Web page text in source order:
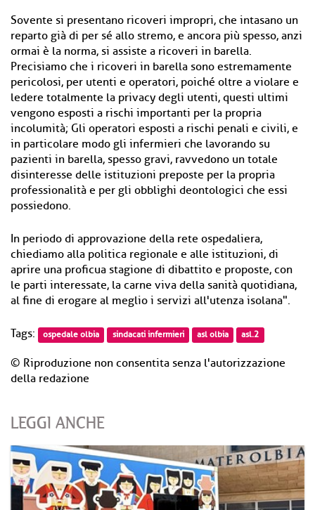
Sovente si presentano ricoveri impropri, che intasano un
reparto già di per sé allo stremo, e ancora più spesso, anzi
ormai è la norma, si assiste a ricoveri in barella.
Precisiamo che i ricoveri in barella sono estremamente
pericolosi, per utenti e operatori, poiché oltre a violare e
ledere totalmente la privacy degli utenti, questi ultimi
vengono esposti a rischi importanti per la propria
incolumità; Gli operatori esposti a rischi penali e civili, e
in particolare modo gli infermieri che lavorando su
pazienti in barella, spesso gravi, ravvedono un totale
disinteresse delle istituzioni preposte per la propria
professionalità e per gli obblighi deontologici che essi
possiedono.
In periodo di approvazione della rete ospedaliera,
chiediamo alla politica regionale e alle istituzioni, di
aprire una proficua stagione di dibattito e proposte, con
le parti interessate, la carne viva della sanità quotidiana,
al fine di erogare al meglio i servizi all'utenza isolana".
Tags: ospedale olbia sindacati infermieri asl olbia asl.2
© Riproduzione non consentita senza l'autorizzazione
della redazione
LEGGI ANCHE